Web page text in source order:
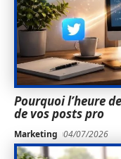
Pourquoi l’heure
de vos posts pro
Marketing 04/07/2026